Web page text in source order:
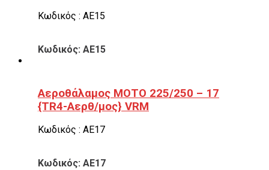
Κωδικός : ΑΕ15
Κωδικός: ΑΕ15
Αεροθάλαμος ΜΟΤΟ 225/250 – 17
{TR4-Αερθ/μος} VRM
Κωδικός : ΑΕ17
Κωδικός: ΑΕ17